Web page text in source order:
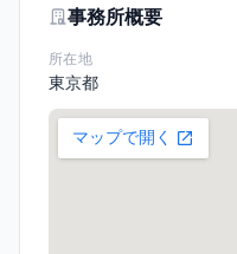
事務所概要
所在地
東京都